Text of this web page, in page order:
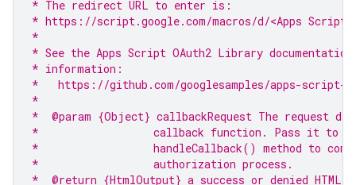
* The redirect URL to enter is:
* https://script.google.com/macros/d/<Apps Script
*
* See the Apps Script OAuth2 Library
* information:
*   https://github.com/googlesamples/apps-script-
*
*  @param {Object} callbackRequest The request
*                  callback function. Pass it to
*                  handleCallback() method to
*                  authorization process.
*  @return {HtmlOutput} a success or denied HTML